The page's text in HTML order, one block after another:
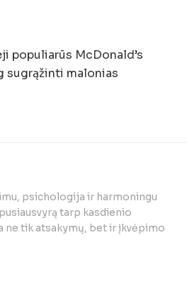
populiarūs McDonald’s
sugrąžinti malonias
psichologija ir harmoningu
tarp kasdienio
ne tik atsakymų, bet ir įkvėpimo